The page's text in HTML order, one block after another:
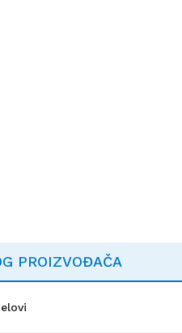
PROIZVOĐAČA